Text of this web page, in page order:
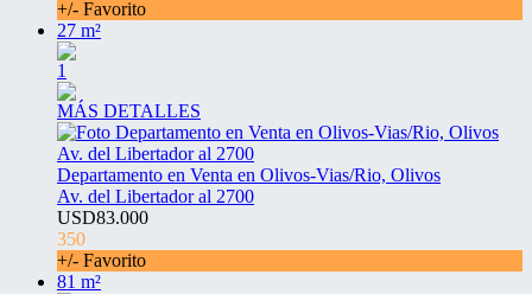
+/- Favorito
27 m²
1
MÁS DETALLES
Departamento en Venta en Olivos-Vias/Rio, Olivos
Av. del Libertador al 2700
USD83.000
350
+/- Favorito
81 m²